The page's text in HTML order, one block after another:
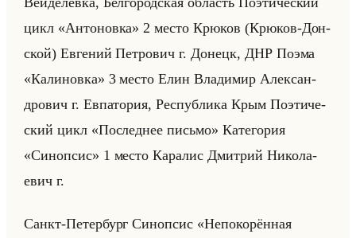
цикл «Антоновка» 2 место Крю­ков (Крю­ков-Дон­
ской) Ев­ге­ний Пет­ро­вич г. До­нецк, ДНР Поэма
«Калиновка» 3 место Елин Вла­ди­мир Алек­сан­
дро­вич г. Ев­па­то­рия, Рес­пуб­ли­ка Крым По­эти­че­
ский цикл «Последнее письмо» Ка­те­го­рия
«Синопсис» 1 место Ка­ра­лис Дмит­рий Ни­ко­ла­
евич г.
Санкт-Пе­тер­бург Си­ноп­сис «Непокорённая